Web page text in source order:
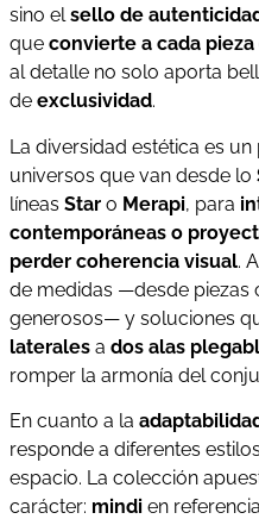
sino elsello de
que convierte a cada
al detalle no solo aporta
de exclusividad.
La diversidad estética es
universos que van desde lo
líneas Star o Merapi, para
contemporáneas o
perder coherencia visual.
de medidas —desde piezas
generosos— y soluciones
laterales a dos alas
romper la armonía del
En cuanto a la
responde a diferentes
espacio. La colección
carácter: mindi en